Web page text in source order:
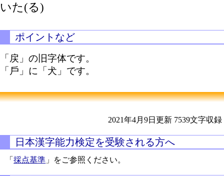
いた(る)
ポイントなど
「戻」の旧字体です。
「戶」に「犬」です。
2021年4月9日更新 7539文字収録
日本漢字能力検定を受験される方へ
「採点基準 」をご参照ください。